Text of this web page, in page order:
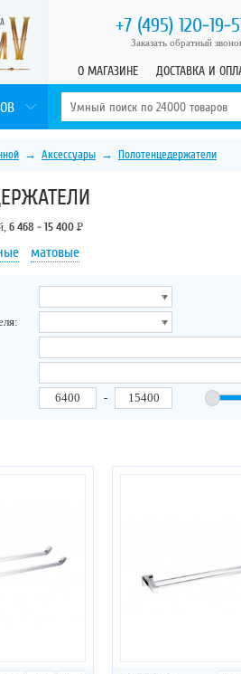
+7 (495) 120-19-
Заказать обратный
О МАГАЗИНЕ ДОСТАВКА И
→ Аксессуары → Полотенцедержатели
6 468 - 15 400 Р
матовые
-